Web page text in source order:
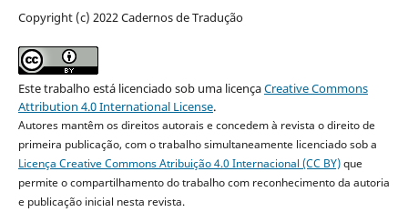
Copyright (c) 2022 Cadernos de Tradução
Este trabalho está licenciado sob uma licençaCreative Commons
Attribution 4.0 International License.
Autores mantêm os direitos autorais e concedem à revista o direito de
primeira publicação, com o trabalho simultaneamente licenciado sob a
Licença Creative Commons Atribuição 4.0 Internacional (CC BY)que
permite o compartilhamento do trabalho com reconhecimento da autoria
e publicação inicial nesta revista.